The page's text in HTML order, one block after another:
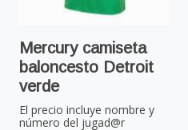
Mercury camiseta
baloncesto Detroit
verde
El precio incluye nombre y
número del jugad@r